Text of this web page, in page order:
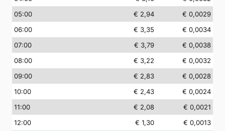
05:00 € 2,94
€ 0,0029
06:00 € 3,35
€ 0,0034
07:00 € 3,79
€ 0,0038
08:00 € 3,22
€ 0,0032
09:00 € 2,83
€ 0,0028
10:00 € 2,43
€ 0,0024
11:00 € 2,08
€ 0,0021
12:00 € 1,30
€ 0,0013